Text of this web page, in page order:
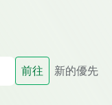
前往 新的優先